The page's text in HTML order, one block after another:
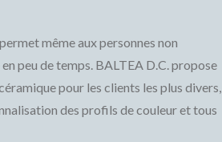
même aux personnes non
peu de temps. BALTEA D.C. propose
pour les clients les plus divers,
des profils de couleur et tous